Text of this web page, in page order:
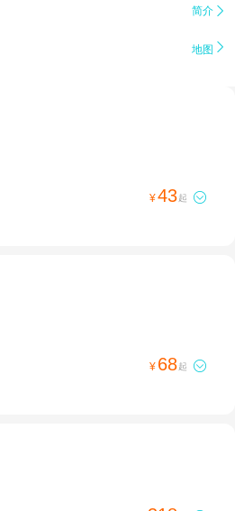
简介 
地图 
¥43起 
¥ 68起 